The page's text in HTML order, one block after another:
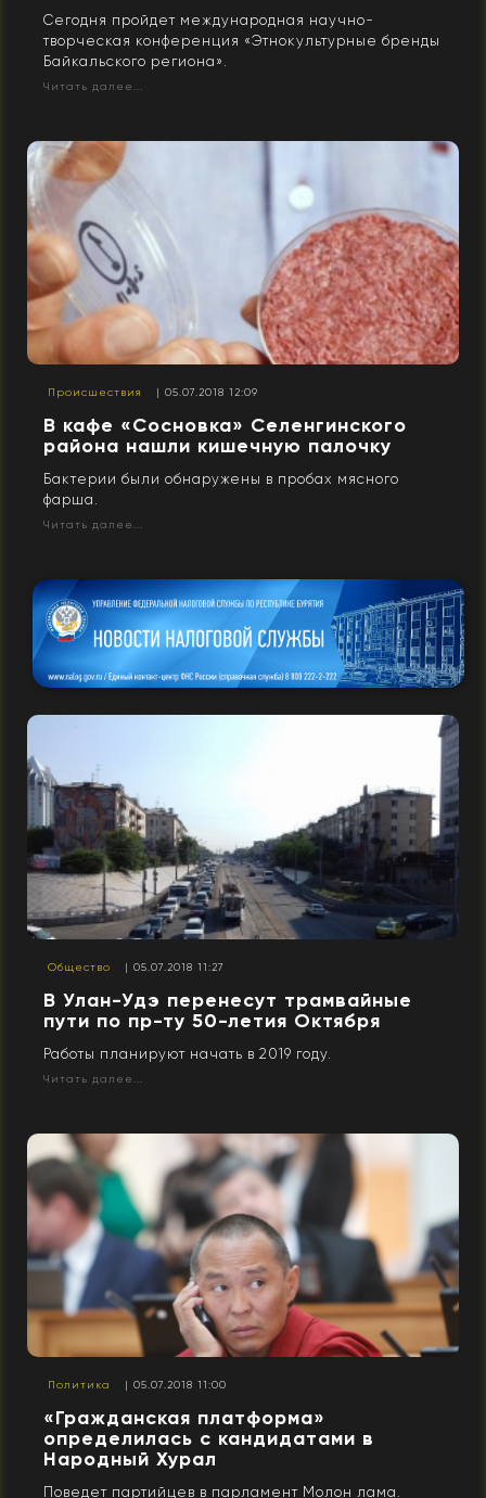
Сегодня пройдет международная научно-
творческая конференция «Этнокультурные бренды
Байкальского региона».
Читать далее...
Происшествия | 05.07.2018 12:09
В кафе «Сосновка» Селенгинского
района нашли кишечную палочку
Бактерии были обнаружены в пробах мясного
фарша.
Читать далее...
Общество | 05.07.2018 11:27
В Улан-Удэ перенесут трамвайные
пути по пр-ту 50-летия Октября
Работы планируют начать в 2019 году.
Читать далее...
Политика | 05.07.2018 11:00
«Гражданская платформа»
определилась с кандидатами в
Народный Хурал
Поведет партийцев в парламент Молон лама.